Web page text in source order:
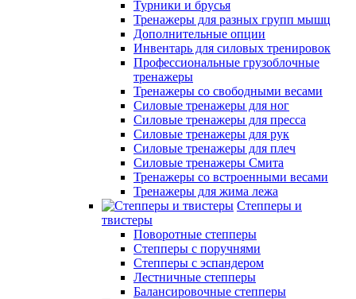
Турники и брусья
Тренажеры для разных групп мышц
Дополнительные опции
Инвентарь для силовых тренировок
Профессиональные грузоблочные
тренажеры
Тренажеры со свободными весами
Силовые тренажеры для ног
Силовые тренажеры для пресса
Силовые тренажеры для рук
Силовые тренажеры для плеч
Силовые тренажеры Смита
Тренажеры со встроенными весами
Тренажеры для жима лежа
Степперы и
твистеры
Поворотные степперы
Степперы с поручнями
Степперы с эспандером
Лестничные степперы
Балансировочные степперы